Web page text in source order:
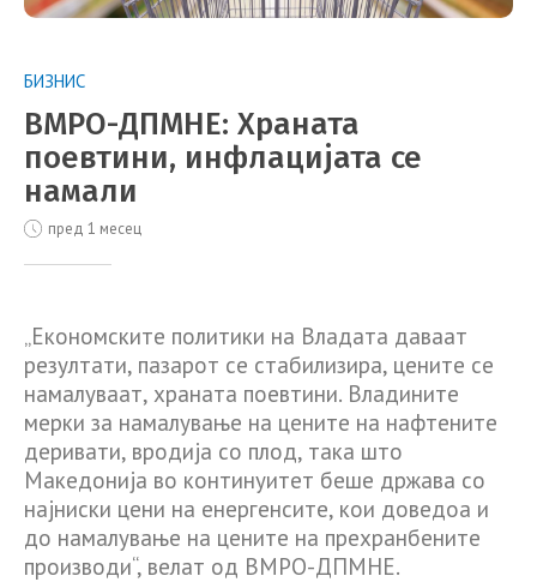
БИЗНИС
ВМРО-ДПМНЕ: Храната
поевтини, инфлацијата се
намали
пред 1 месец
„Економските политики на Владата даваат
резултати, пазарот се стабилизира, цените се
намалуваат, храната поевтини. Владините
мерки за намалување на цените на нафтените
деривати, вродија со плод, така што
Македонија во континуитет беше држава со
најниски цени на енергенсите, кои доведоа и
до намалување на цените на прехранбените
производи“, велат од ВМРО-ДПМНЕ.